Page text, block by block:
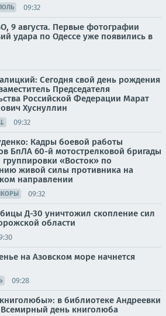
09:32
9 августа. Первые фотографии
удара по Одессе уже появились в
Сегодня свой день рождения
Председателя
Российской Федерации Марат
Хуснуллин
09:32
Кадры боевой работы
БпЛА 60-й мотострелковой бригады
«Восток» по
живой силы противника на
направлении
09:32
Д-30 уничтожил скопление сил
области
на Азовском море начнется
09:28
в библиотеке Андреевки
день книголюба